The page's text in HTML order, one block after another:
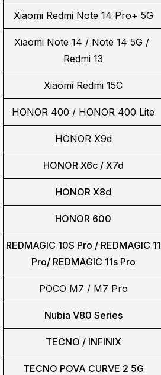
Xiaomi Redmi Note 14 Pro+ 5G
Xiaomi Note 14 / Note 14 5G /
Redmi 13
Xiaomi Redmi 15C
HONOR 400 / HONOR 400 Lite
HONOR X9d
HONOR X6c / X7d
HONOR X8d
HONOR 600
REDMAGIC 10S Pro / REDMAGIC 11
Pro/ REDMAGIC 11s Pro
POCO M7 / M7 Pro
Nubia V80 Series
TECNO / INFINIX
TECNO POVA CURVE 2 5G